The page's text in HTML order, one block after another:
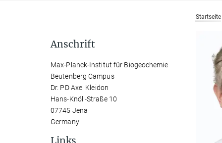
Startseite
Anschrift
Max-Planck-Institut für Biogeochemie
Beutenberg Campus
Dr. PD Axel Kleidon
Hans-Knöll-Straße 10
07745 Jena
Germany
Links